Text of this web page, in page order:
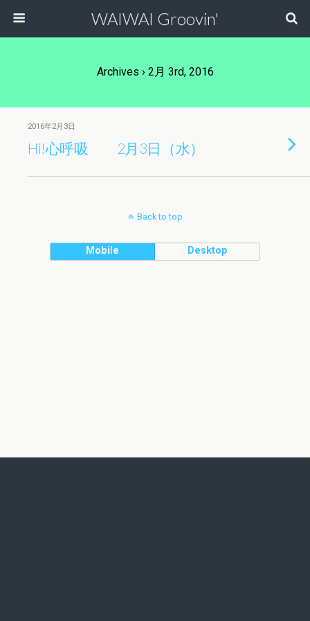
WAIWAI Groovin'
Archives › 2月 3rd, 2016
2016年2月3日
Hi!心呼吸 2月3日（水）
Back to top
Mobile Desktop